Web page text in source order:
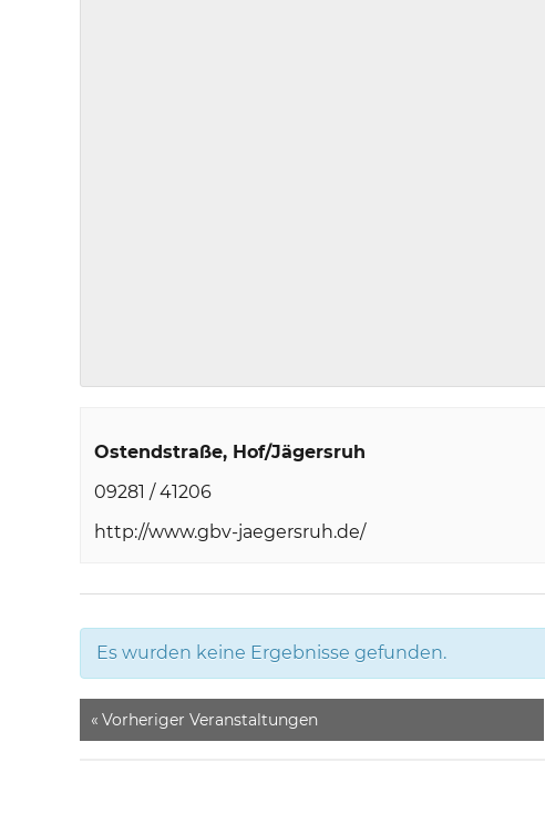
Ostendstraße Hof/Jägersruh
09281 / 41206
http://www.gbv-jaegersruh.de/
Es wurden keine Ergebnisse gefunden.
« Vorheriger Veranstaltungen